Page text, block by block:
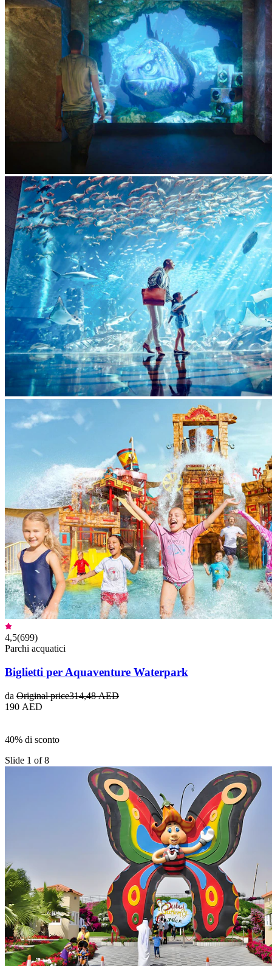
4,5(699)
Parchi acquatici
Biglietti per Aquaventure Waterpark
da Original price314,48 AED
190 AED
40% di sconto
Slide 1 of 8